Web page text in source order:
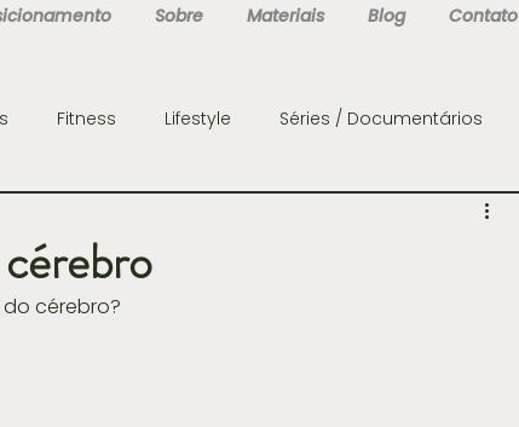
Sobre Materiais Blog Contato
Fitness Lifestyle Séries / Documentários
Consultoria de Imagem
cérebro?